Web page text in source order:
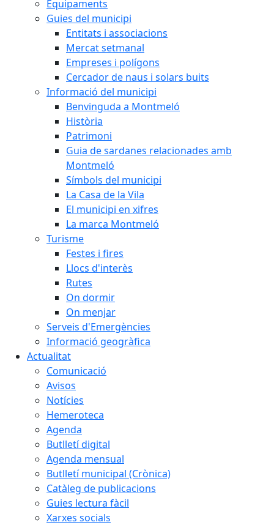
Equipaments
Guies del municipi
Entitats i associacions
Mercat setmanal
Empreses i polígons
Cercador de naus i solars buits
Informació del municipi
Benvinguda a Montmeló
Història
Patrimoni
Guia de sardanes relacionades amb
Montmeló
Símbols del municipi
La Casa de la Vila
El municipi en xifres
La marca Montmeló
Turisme
Festes i fires
Llocs d'interès
Rutes
On dormir
On menjar
Serveis d'Emergències
Informació geogràfica
Actualitat
Comunicació
Avisos
Notícies
Hemeroteca
Agenda
Butlletí digital
Agenda mensual
Butlletí municipal (Crònica)
Catàleg de publicacions
Guies lectura fàcil
Xarxes socials